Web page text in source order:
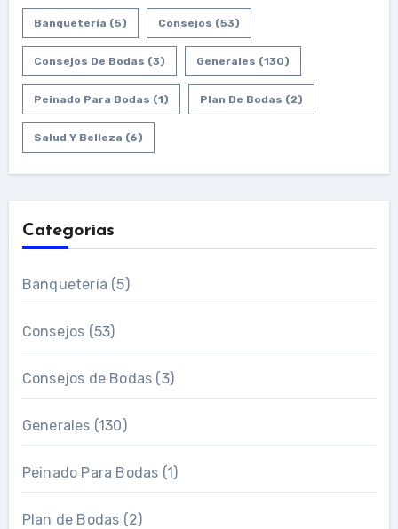
Banquetería (5) Consejos (53)
Consejos De Bodas (3) Generales (130)
Peinado Para Bodas (1) Plan De Bodas (2)
Salud Y Belleza (6)
Categorías
Banquetería (5)
Consejos (53)
Consejos de Bodas (3)
Generales (130)
Peinado Para Bodas (1)
Plan de Bodas (2)